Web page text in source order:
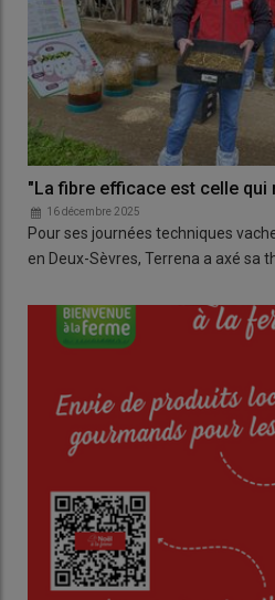
"La fibre efficace est celle qui
16 décembre 2025
Pour ses journées techniques
en Deux-Sèvres, Terrena a axé sa